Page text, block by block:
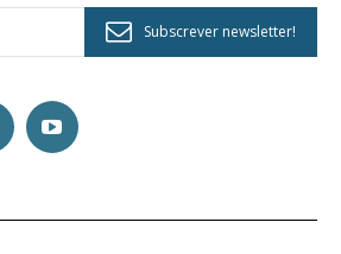
Subscrever newsletter!